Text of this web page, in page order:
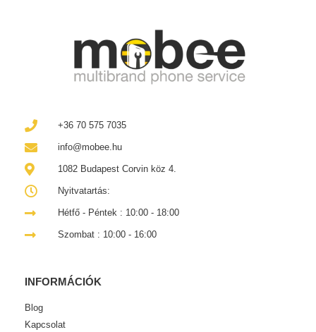
+36 70 575 7035
info@mobee.hu
1082 Budapest Corvin köz 4.
Nyitvatartás:
Hétfő - Péntek : 10:00 - 18:00
Szombat : 10:00 - 16:00
INFORMÁCIÓK
Blog
Kapcsolat